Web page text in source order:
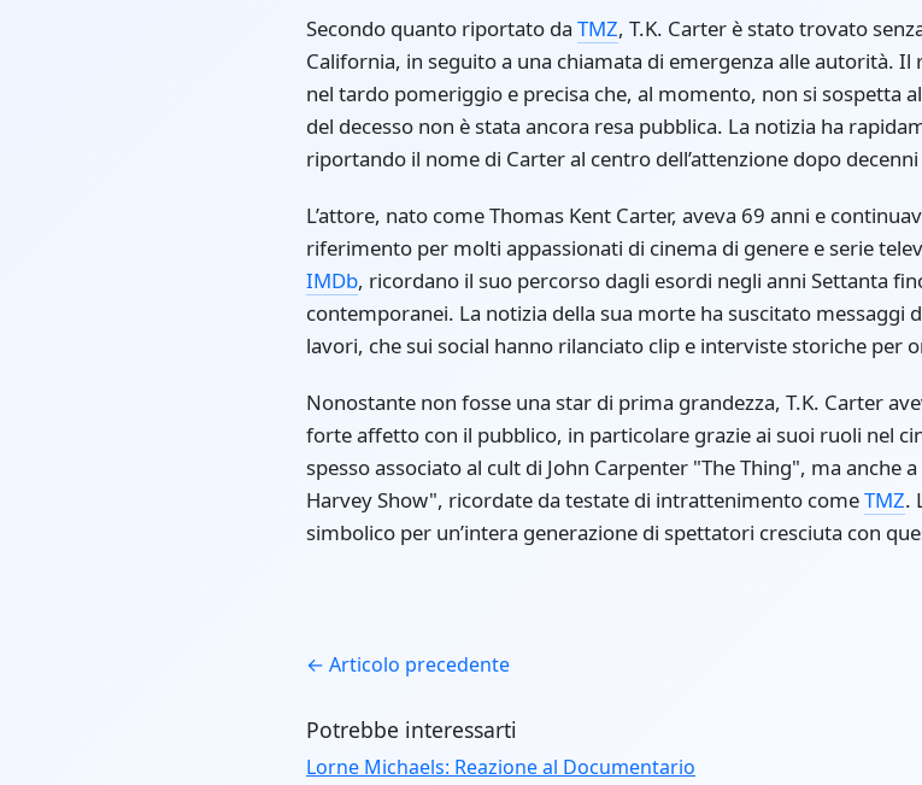
Secondo quanto riportato da TMZ, T.K. Carter è stato trovato
California, in seguito a una chiamata di emergenza alle autorità.
nel tardo pomeriggio e precisa che, al momento, non si sospetta
del decesso non è stata ancora resa pubblica. La notizia ha
riportando il nome di Carter al centro dell’attenzione dopo
L’attore, nato come Thomas Kent Carter, aveva 69 anni e
riferimento per molti appassionati di cinema di genere e serie
IMDb, ricordano il suo percorso dagli esordi negli anni Settanta
contemporanei. La notizia della sua morte ha suscitato messaggi
lavori, che sui social hanno rilanciato clip e interviste storiche per
Nonostante non fosse una star di prima grandezza, T.K. Carter
forte affetto con il pubblico, in particolare grazie ai suoi ruoli nel
spesso associato al cult di John Carpenter "The Thing", ma anche
Harvey Show", ricordate da testate di intrattenimento comeTMZ.
simbolico per un’intera generazione di spettatori cresciuta con
← Articolo precedente
Potrebbe interessarti
Lorne Michaels: Reazione al Documentario